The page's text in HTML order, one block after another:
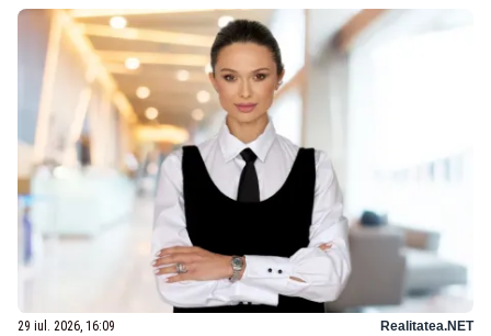
29 iul. 2026, 16:09 Realitatea.NET